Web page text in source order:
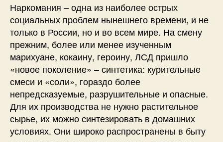
Наркомания – одна из наиболее острых
социальных проблем нынешнего времени, и не
только в России, но и во всем мире. На смену
прежним, более или менее изученным
марихуане, кокаину, героину, ЛСД пришло
«новое поколение» – синтетика: курительные
смеси и «соли», гораздо более
непредсказуемые, разрушительные и опасные.
Для их производства не нужно растительное
сырье, их можно синтезировать в домашних
условиях. Они широко распространены в быту